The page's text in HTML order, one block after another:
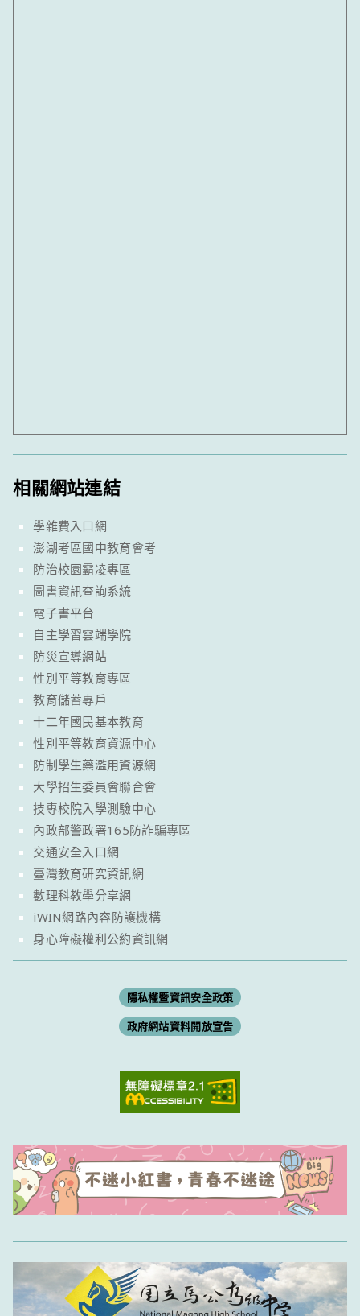
相關網站連結
學雜費入口網
澎湖考區國中教育會考
防治校園霸凌專區
圖書資訊查詢系統
電子書平台
自主學習雲端學院
防災宣導網站
性別平等教育專區
教育儲蓄專戶
十二年國民基本教育
性別平等教育資源中心
防制學生藥濫用資源網
大學招生委員會聯合會
技專校院入學測驗中心
內政部警政署165防詐騙專區
交通安全入口網
臺灣教育研究資訊網
數理科教學分享網
iWIN網路內容防護機構
身心障礙權利公約資訊網
隱私權暨資訊安全政策
政府網站資料開放宣告